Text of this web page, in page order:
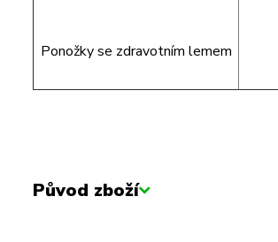
Ponožky se zdravotním lemem
Původ zboží